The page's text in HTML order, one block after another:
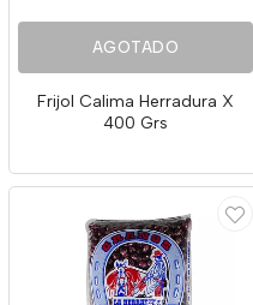
AGOTADO
Frijol Calima Herradura X
400 Grs